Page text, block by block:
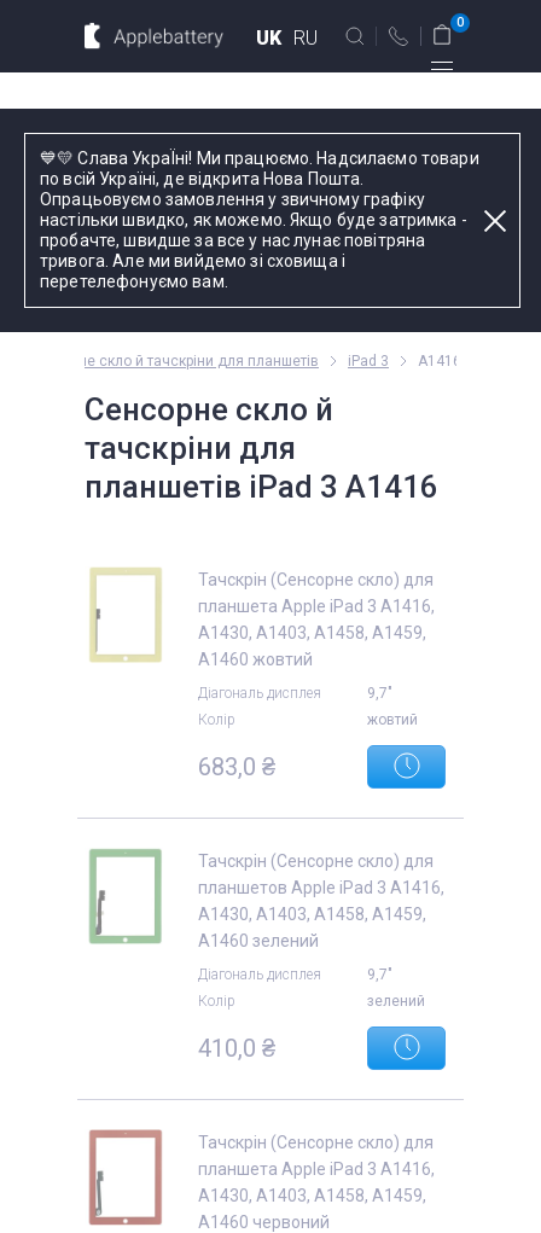
💙💛 Слава УкраЇні! Ми працюємо. Надсилаємо товари
по всій Україні, де відкрита Нова Пошта.
Опрацьовуємо замовлення у звичному графіку
настільки швидко, як можемо. Якщо буде затримка -
пробачте, швидше за все у нас лунає повітряна
тривога. Але ми вийдемо зі сховища і
перетелефонуємо вам.
UK RU
вул. Голосіївська 17, оф. 104
+38 044 339 57 83
Зворотний дзвінок
Пн-Пт:
оформлення
телефоном
0
Для планшетов
Введіть назву пристрою, модель або серію
Комплектуючі
Сенсорне скло й тачскріни для планшетів iPad 3 A1416
Сенсорне скло й
тачскріни для
планшетів iPad 3 A1416
Тачскрін (Сенсорне скло) для
планшета Apple iPad 3 A1416,
A1430, A1403, A1458, A1459,
A1460 жовтий
Діагональ дисплея
9,7"
Колір
жовтий
683,0 ₴
Тачскрін (Сенсорне скло) для
планшетов Apple iPad 3 A1416,
A1430, A1403, A1458, A1459,
A1460 зелений
Діагональ дисплея
9,7"
Колір
зелений
410,0 ₴
Тачскрін (Сенсорне скло) для
планшета Apple iPad 3 A1416,
A1430, A1403, A1458, A1459,
A1460 червоний